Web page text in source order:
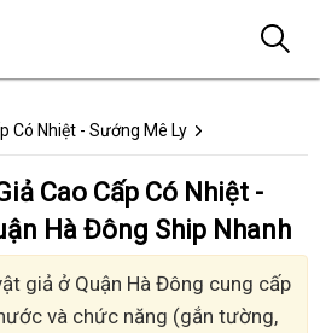
Có Nhiệt - Sướng Mê Ly
Cao Cấp Có Nhiệt -
Hà Đông Ship Nhanh
giả ở Quận Hà Đông cung cấp
và chức năng (gắn tường,